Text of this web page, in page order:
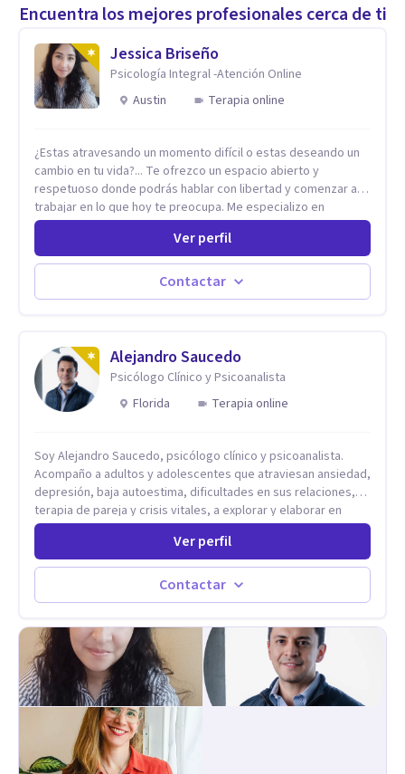
Encuentra los mejores profesionales cerca de ti
Jessica Briseño
Psicología Integral -Atención Online
Austin
Terapia online
¿Estas atravesando un momento difícil o estas deseando un
cambio en tu vida?... Te ofrezco un espacio abierto y
respetuoso donde podrás hablar con libertad y comenzar a
trabajar en lo que hoy te preocupa. Me especializo en
Trastornos de Ansiedad y a lo largo de mi experiencia
profesional he acompañado a muchas Familias y Parejas con
distintas problemáticas como el manejo del estrés,
Autoestima, Gestión de la Ira, Depresión, Retos en la Crianza,
Codependencia, Celos, entre otros. Cuento con más de 12
Adolescentes y Adultos
Ver perfil
Contactar
Alejandro Saucedo
Psicólogo Clínico y Psicoanalista
Florida
Terapia online
Soy Alejandro Saucedo, psicólogo clínico y psicoanalista.
Acompaño a adultos y adolescentes que atraviesan ansiedad,
depresión, baja autoestima, dificultades en sus relaciones,
terapia de pareja y crisis vitales, a explorar y elaborar en
profundidad los conflictos internos que generan malestar en
autoconocimiento y análisis, es posible acceder a las
historias personales, elaborar las experiencias del pasado y
resignificarlas, liberando su influencia para construir un futuro
crea un espacio de verbalización libre y sin filtros. A través de
esta conversación abierta y del trabajo analítico conjunto, se
exploran las vivencias que aún condicionan el presente, se les
otorga un nuevo sentido y se transforma su impacto
emocional. De esta forma, los pacientes logran mayor
claridad sobre sí mismos, reducen significativamente su
sufrimiento y alcanzan cambios profundos y duraderos en su
vida y relaciones personales.
Ver perfil
Contactar